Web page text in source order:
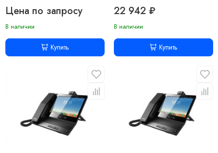
Цена по запросу
В наличии
Купить
22 942 ₽
В наличии
Купить